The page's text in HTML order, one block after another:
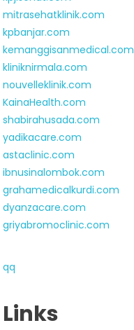
mitrasehatklinik.com
kpbanjar.com
kemanggisanmedical.com
kliniknirmala.com
nouvelleklinik.com
KainaHealth.com
shabirahusada.com
yadikacare.com
astaclinic.com
ibnusinalombok.com
grahamedicalkurdi.com
dyanzacare.com
griyabromoclinic.com
qq
Links